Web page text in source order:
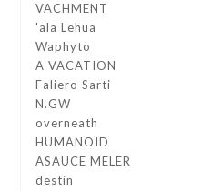
VACHMENT
'ala Lehua
Waphyto
A VACATION
Faliero Sarti
N.GW
overneath
HUMANOID
ASAUCE MELER
destin